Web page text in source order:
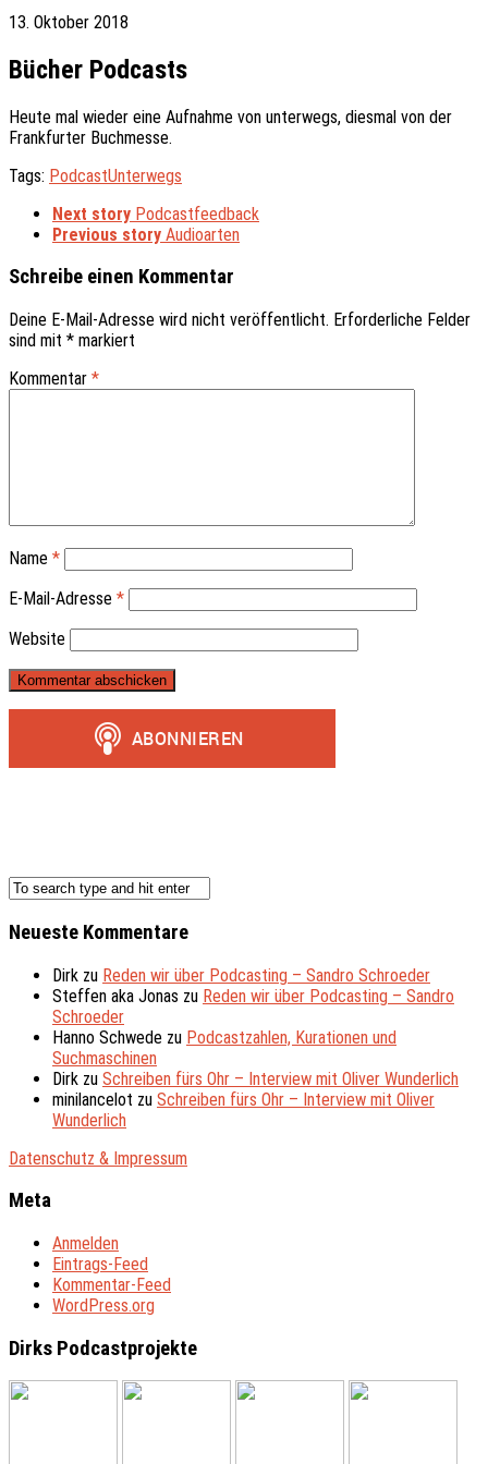
13. Oktober 2018
Bücher Podcasts
Heute mal wieder eine Aufnahme von unterwegs, diesmal von der
Frankfurter Buchmesse.
Tags: PodcastUnterwegs
Next story Podcastfeedback
Previous story Audioarten
Schreibe einen Kommentar
Deine E-Mail-Adresse wird nicht veröffentlicht. Erforderliche Felder
sind mit * markiert
Kommentar *
Name *
E-Mail-Adresse *
Website
Neueste Kommentare
Dirk zu Reden wir über Podcasting – Sandro Schroeder
Steffen aka Jonas zu Reden wir über Podcasting – Sandro
Schroeder
Hanno Schwede zu Podcastzahlen, Kurationen und
Suchmaschinen
Dirk zu Schreiben fürs Ohr – Interview mit Oliver Wunderlich
minilancelot zu Schreiben fürs Ohr – Interview mit Oliver
Wunderlich
Datenschutz & Impressum
Meta
Anmelden
Eintrags-Feed
Kommentar-Feed
WordPress.org
Dirks Podcastprojekte